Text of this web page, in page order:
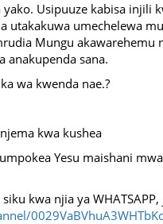
Usipuuze kabisa injili
utakakuwa umechelewa
Mungu akawarehemu
anakupenda sana.
wa kwenda nae.?
kwa kushea
Yesu maishani
kwa njia ya